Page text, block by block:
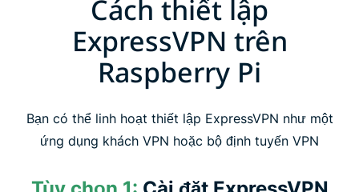
Cách thiết lập
ExpressVPN trên
Raspberry Pi
Bạn có thể linh hoạt thiết lập ExpressVPN như một
ứng dụng khách VPN hoặc bộ định tuyến VPN